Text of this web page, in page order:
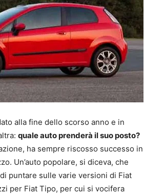
alla fine dello scorso anno e in
quale auto prenderà il suo posto?
ha sempre riscosso successo in
Un’auto popolare, si diceva, che
puntare sulle varie versioni di Fiat
per Fiat Tipo, per cui si vocifera